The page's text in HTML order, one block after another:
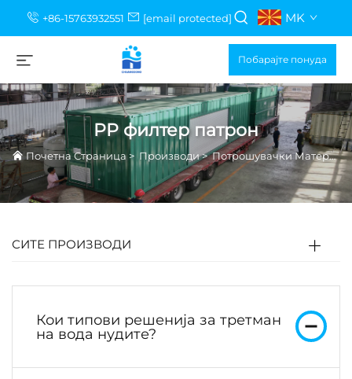
+86-15763932551 [email protected] MK
Побарајте понуда
PP филтер патрон
Почетна Страница> Производи>Потрошувачки Материјали за Обработка на Вода
СИТЕ ПРОИЗВОДИ
Кои типови решенија за третман
на вода нудите?